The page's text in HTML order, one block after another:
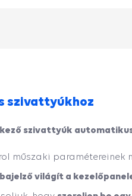
szivattyúkhoz
szivattyúk
műszaki paramétereinek
világít a